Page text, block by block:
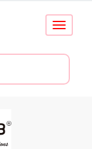
Conmutar